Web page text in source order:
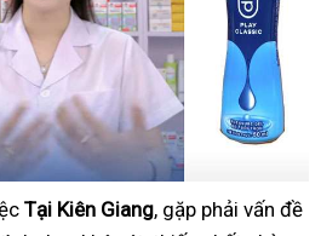
Tại Kiên Giang, gặp phải vấn đề